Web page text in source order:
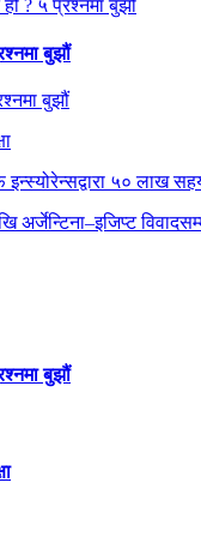
बुझौं
बुझौं
५० लाख
अर्जेन्टिना–इजिप्ट
बुझौं